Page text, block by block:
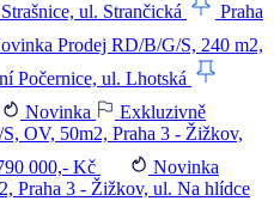
ul. Strančická
Praha
Prodej RD/B/G/S, 240 m2,
Počernice, ul. Lhotská
Novinka
Exkluzivně
OV, 50m2, Praha 3 - Žižkov,
000,- Kč
Novinka
Praha 3 - Žižkov, ul. Na hlídce